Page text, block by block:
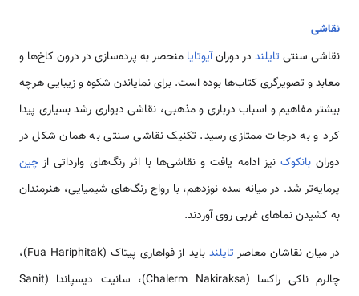
نقاشی
نقاشی سنتی تایلند در دورانآیوتایا منحصر به پرده‌سازی در درون کاخ‌ها و
معابد و تصویرگری کتاب‌ها بوده است. برای نمایاندن شکوه و زیبایی هرچه
بیشتر مفاهیم و اسباب درباری و مذهبی، نقاشی دیواری رشد بسیاری پیدا
کرد و به درجات ممتازی رسید. تکنیک نقاشی سنتی به همان شکل در
دورانبانکوک نیز ادامه یافت و نقاشی‌ها با اثر رنگ‌های وارداتی از چین
پرمایه‌تر شد. در میانه سده نوزدهم، با رواج رنگ‌های شیمیایی، هنرمندان
به کشیدن نماهای غربی روی آوردند.
در میان نقاشان معاصر تایلند
باید از فواهاری پیتاک (Fua Hariphitak)،
چالرم ناکی راکسا (Chalerm Nakiraksa)، سانیت دیسپاندا (Sanit